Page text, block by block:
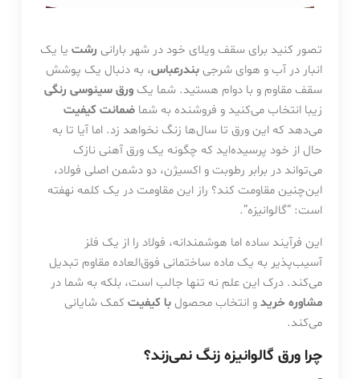
تصور کنید برای سقف ویلای خود در شهر بارانی رشتیا یک
انبار در آب و هوای شرجی بندرعباس، به دنبال یک پوشش
سقف مقاوم و با دوام هستید. شما یک ورق سینوسی رنگی
زیبا انتخاب می‌کنید و فروشنده به شما ضمانت کیفیت
می‌دهد که این ورق تا سال‌ها زنگ نخواهد زد. اما آیا تا به
حال از خود پرسیده‌اید که چگونه یک ورق آهنی نازک
می‌تواند در برابر رطوبت و اکسیژن، دو دشمن اصلی فولاد،
این‌چنین مقاومت کند؟ راز این مقاومت در یک کلمه نهفته
است: “گالوانیزه”.
این فرآیند ساده اما هوشمندانه، فولاد را از یک فلز
آسیب‌پذیر به یک ماده ساختمانی فوق‌العاده مقاوم تبدیل
می‌کند. درک این علم نه تنها جالب است، بلکه به شما در
مشاوره خریدو انتخاب محصول با کیفیتکمک شایانی
می‌کند.
چرا ورق گالوانیزه زنگ نمی‌زند؟